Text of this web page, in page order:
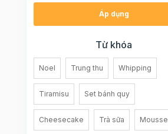
Áp dụng
Từ khóa
Noel Trung thu Whipping
Tiramisu Set bánh quy
Cheesecake Trà sữa Mousse